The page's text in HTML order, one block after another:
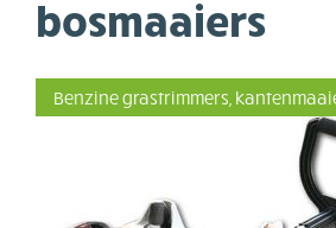
bosmaaiers
Benzine grastrimmers,